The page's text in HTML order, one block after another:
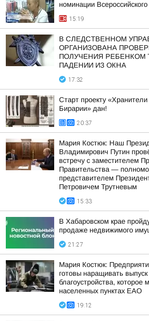
номинации Всероссийского
15:19
В СЛЕДСТВЕННОМ
ОРГАНИЗОВАНА
ПОЛУЧЕНИЯ РЕБЕНКОМ
ПАДЕНИИ ИЗ ОКНА
17:32
Старт проекту
Бирарии» дан!
20:37
Мария Костюк: Наш
Владимирович Путин
встречу с заместителем
Правительства —
представителем
Петровичем Трутневым
15:33
В Хабаровском крае
продаже недвижимого
21:27
Мария Костюк:
готовы наращивать
благоустройства, которое
населенных пунктах ЕАО
19:12